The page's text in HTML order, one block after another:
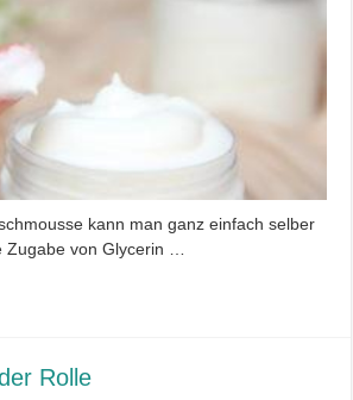
kann man ganz einfach selber
Zugabe von Glycerin …
Rolle